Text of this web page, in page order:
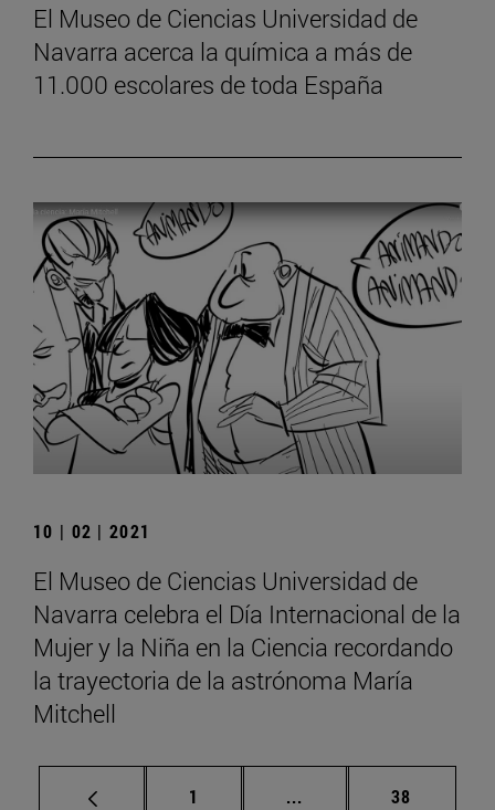
El Museo de Ciencias Universidad de
Navarra acerca la química a más de
11.000 escolares de toda España
10 | 02 | 2021
El Museo de Ciencias Universidad de
Navarra celebra el Día Internacional de la
Mujer y la Niña en la Ciencia recordando
la trayectoria de la astrónoma María
Mitchell
Página
1 ... Páginas intermedias
Página
38